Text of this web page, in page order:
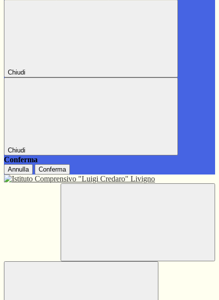
Chiudi
Chiudi
Conferma
Annulla Conferma